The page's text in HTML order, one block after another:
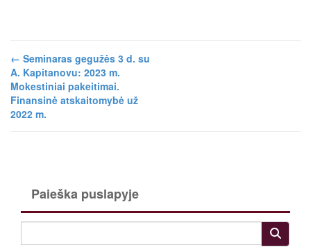
← Seminaras gegužės 3 d. su
A. Kapitanovu: 2023 m.
Mokestiniai pakeitimai.
Finansinė atskaitomybė už
2022 m.
Paieška puslapyje